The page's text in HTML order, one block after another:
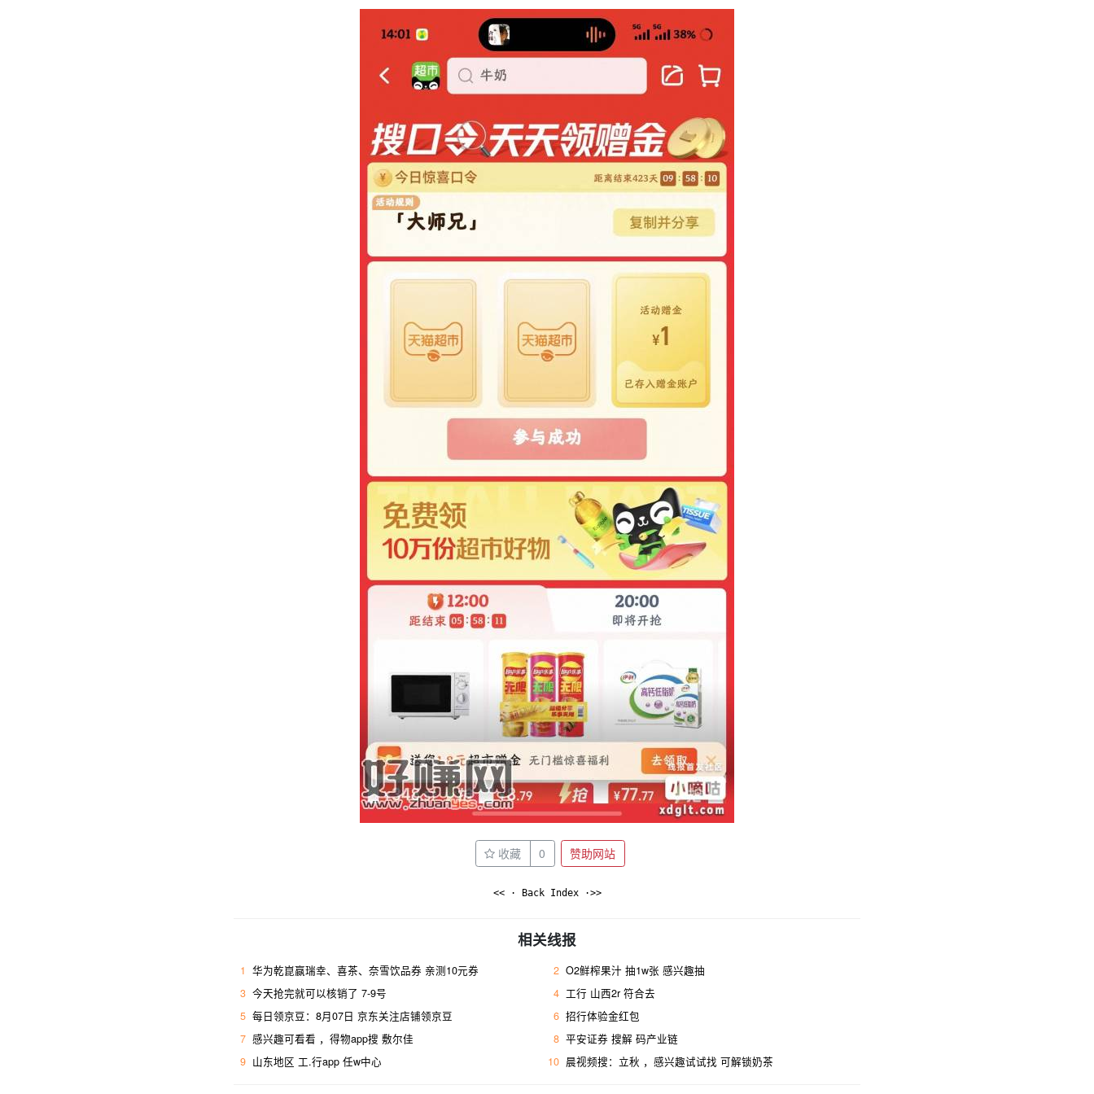
收藏 0 赞助网站
<< · Back Index ·>>
相关线报
1 华为乾崑赢瑞幸、喜茶、奈雪饮品券 亲测10元券 2 O2鲜榨果汁 抽1w张 感兴趣抽
3 今天抢完就可以核销了 7-9号 4 工行 山西2r 符合去 ​
5 每日领京豆：8月07日 京东关注店铺领京豆 6 招行体验金红包
7 感兴趣可看看 ，得物app搜 敷尔佳 8 平安证券 搜解 码产业链
9 山东地区 工.行app 任w中心 10 晨视频搜：立秋 ，感兴趣试试找 可解锁奶茶